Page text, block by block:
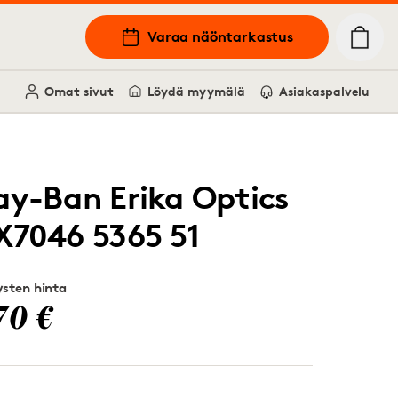
Varaa näöntarkastus
Omat sivut Löydä myymälä Asiakaspalvelu
Ban Erika Optics
5365 51
hinta
€